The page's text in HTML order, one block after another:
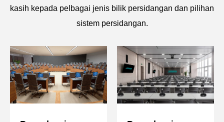
kasih kepada pelbagai jenis bilik persidangan dan pilihan
sistem persidangan.